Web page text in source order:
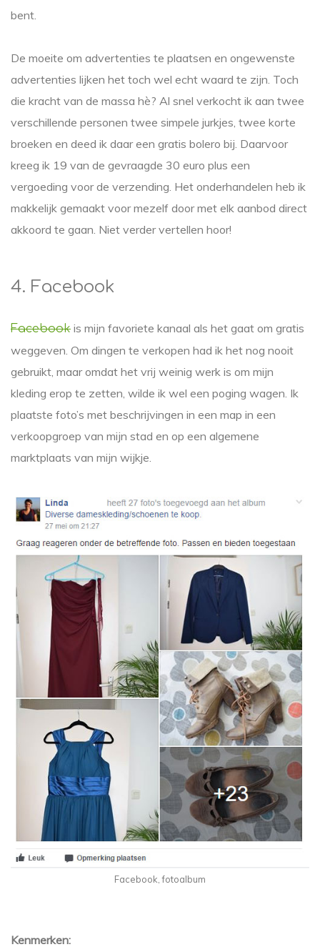
bent.
De moeite om advertenties te plaatsen en ongewenste
advertenties lijken het toch wel echt waard te zijn. Toch
die kracht van de massa hè? Al snel verkocht ik aan twee
verschillende personen twee simpele jurkjes, twee korte
broeken en deed ik daar een gratis bolero bij. Daarvoor
kreeg ik 19 van de gevraagde 30 euro plus een
vergoeding voor de verzending. Het onderhandelen heb ik
makkelijk gemaakt voor mezelf door met elk aanbod direct
akkoord te gaan. Niet verder vertellen hoor!
4. Facebook
Facebook is mijn favoriete kanaal als het gaat om gratis
weggeven. Om dingen te verkopen had ik het nog nooit
gebruikt, maar omdat het vrij weinig werk is om mijn
kleding erop te zetten, wilde ik wel een poging wagen. Ik
plaatste foto’s met beschrijvingen in een map in een
verkoopgroep van mijn stad en op een algemene
marktplaats van mijn wijkje.
Facebook, fotoalbum
Kenmerken: